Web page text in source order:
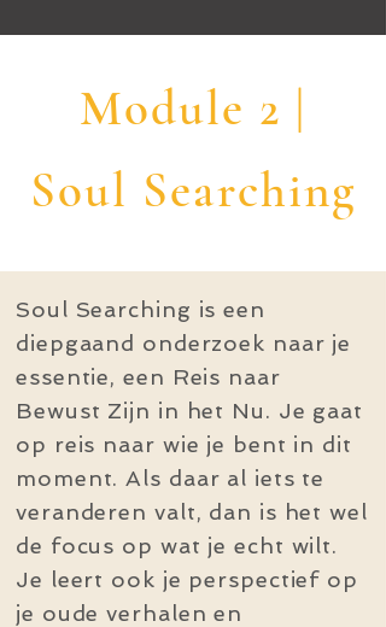
Module 2 |
Soul Searching
Soul Searching is een
diepgaand onderzoek naar je
essentie, een Reis naar
Bewust Zijn in het Nu. Je gaat
op reis naar wie je bent in dit
moment. Als daar al iets te
veranderen valt, dan is het wel
de focus op wat je echt wilt.
Je leert ook je perspectief op
je oude verhalen en